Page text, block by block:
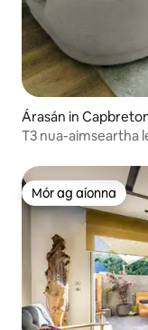
Árasán in
T3 nua-aimseartha
Mór ag aíonna
Mór ag aíonna